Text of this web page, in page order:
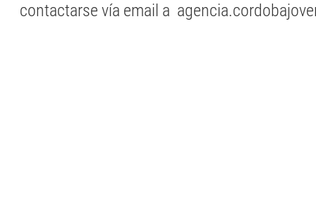
contactarse vía email a